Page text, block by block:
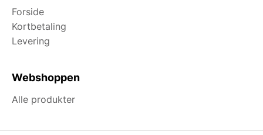
Forside
Kortbetaling
Levering
Webshoppen
Alle produkter